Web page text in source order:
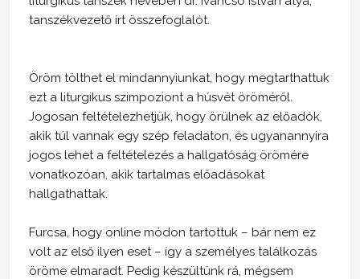
tanszékvezető írt összefoglalót.
Öröm tölthet el mindannyiunkat, hogy megtarthattuk
ezt a liturgikus szimpoziont a húsvét öröméről.
Jogosan feltételezhetjük, hogy örülnek az előadók,
akik túl vannak egy szép feladaton, és ugyanannyira
jogos lehet a feltételezés a hallgatóság örömére
vonatkozóan, akik tartalmas előadásokat
hallgathattak.
Furcsa, hogy online módon tartottuk – bár nem ez
volt az első ilyen eset – így a személyes találkozás
öröme elmaradt. Pedig készültünk rá, mégsem